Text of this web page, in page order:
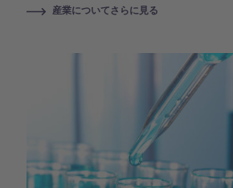
産業についてさらに見る